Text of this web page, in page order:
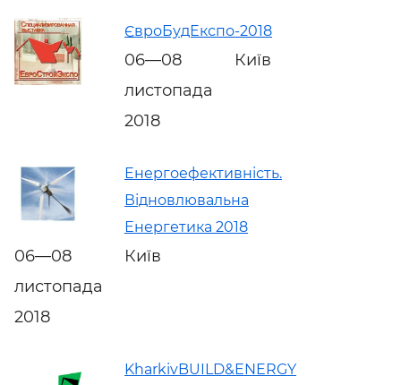
ЄвроБудЕкспо-2018
06—08
листопада
2018
Київ
Енергоефективність.
Відновлювальна
Енергетика 2018
06—08
листопада
2018
Київ
KharkivBUILD&ENERGY